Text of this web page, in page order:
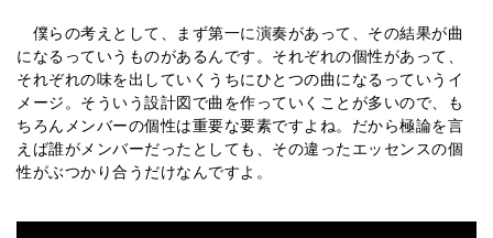
僕らの考えとして、まず第一に演奏があって、その結果が曲
になるっていうものがあるんです。それぞれの個性があって、
それぞれの味を出していくうちにひとつの曲になるっていうイ
メージ。そういう設計図で曲を作っていくことが多いので、も
ちろんメンバーの個性は重要な要素ですよね。だから極論を言
えば誰がメンバーだったとしても、その違ったエッセンスの個
性がぶつかり合うだけなんですよ。